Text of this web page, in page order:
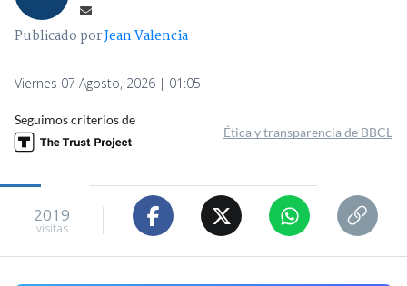
Publicado porJean Valencia
Viernes 07 Agosto, 2026 | 01:05
Seguimos criterios de
Ética y transparencia de BBCL
2019
visitas